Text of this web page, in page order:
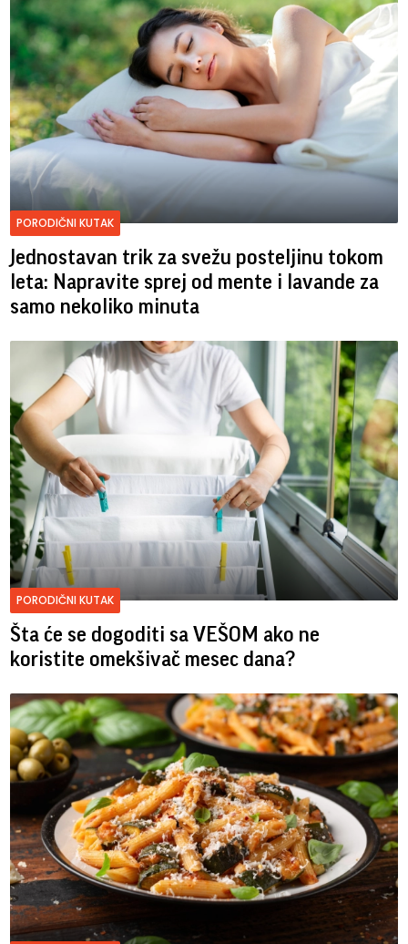
PORODIČNI KUTAK
Jednostavan trik za svežu posteljinu tokom
leta: Napravite sprej od mente i lavande za
samo nekoliko minuta
PORODIČNI KUTAK
Šta će se dogoditi sa VEŠOM ako ne
koristite omekšivač mesec dana?